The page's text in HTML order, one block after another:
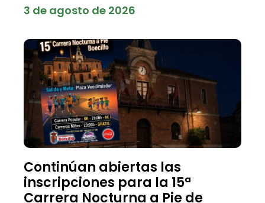
3 de agosto de 2026
Continúan abiertas las
inscripciones para la 15ª
Carrera Nocturna a Pie de